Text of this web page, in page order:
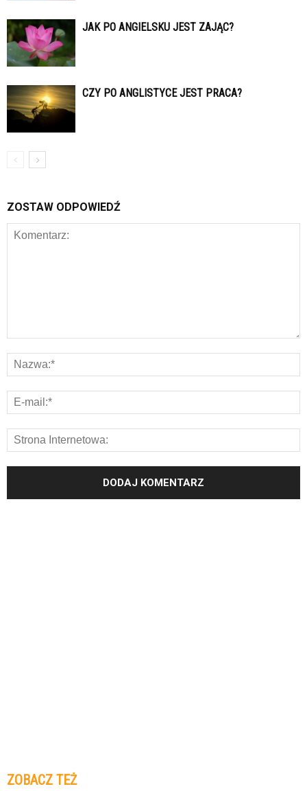
JAK PO ANGIELSKU JEST ZAJĄC?
CZY PO ANGLISTYCE JEST PRACA?
ZOSTAW ODPOWIEDŹ
ZOBACZ TEŻ